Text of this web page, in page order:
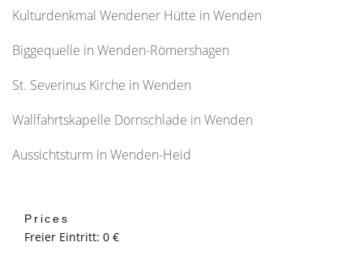
Kulturdenkmal Wendener Hütte in Wenden
Biggequelle in Wenden-Römershagen
St. Severinus Kirche in Wenden
Wallfahrtskapelle Dörnschlade in Wenden
Aussichtsturm in Wenden-Heid
Prices
Freier Eintritt: 0 €